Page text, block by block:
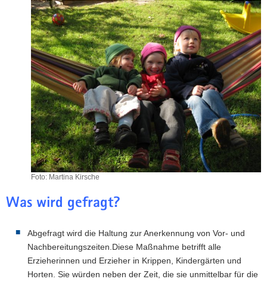
Foto: Martina Kirsche
Was wird gefragt?
Abgefragt wird die Haltung zur Anerkennung von Vor- und
Nachbereitungszeiten.Diese Maßnahme betrifft alle
Erzieherinnen und Erzieher in Krippen, Kindergärten und
Horten. Sie würden neben der Zeit, die sie unmittelbar für die